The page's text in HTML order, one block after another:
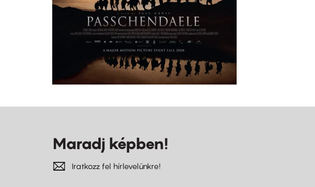
Maradj képben!
Iratkozz fel hírlevelünkre!